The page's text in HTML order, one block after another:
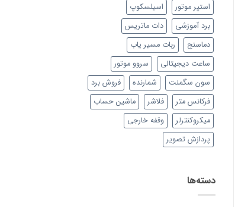
استپر موتور
اسیلسکوپ
برد آموزشی
دات ماتریس
دماسنج
ربات مسیر یاب
ساعت دیجیتالی
سروو موتور
سون سگمنت
شمارنده
فروش برد
فرکانس متر
فلاشر
ماشین حساب
میکروکنترلر
وقفه خارجی
پردازش تصویر
دسته‌ها